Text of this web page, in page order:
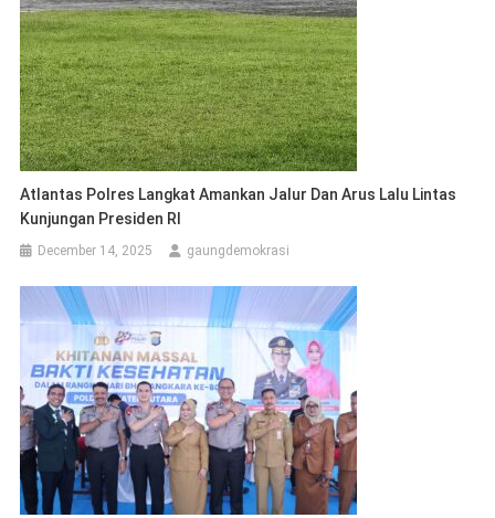
Atlantas Polres Langkat Amankan Jalur Dan Arus Lalu Lintas
Kunjungan Presiden RI
December 14, 2025 gaungdemokrasi